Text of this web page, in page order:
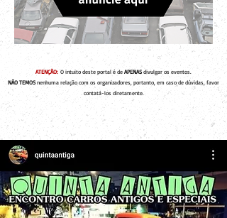
ATENÇÃO: O intuito deste portal é de APENAS divulgar os eventos.
NÃO TEMOS nenhuma relação com os organizadores, portanto, em caso de dúvidas, favor
contatá-los diretamente.